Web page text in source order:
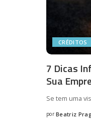
CRÉDITOS
7 Dicas
Sua
Se tem uma
Posted
por Beatriz